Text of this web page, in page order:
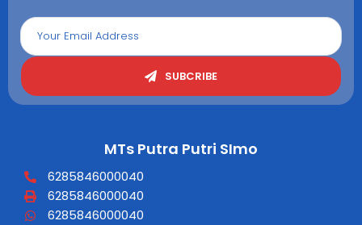
SUBCRIBE
MTs Putra Putri SImo
6285846000040
6285846000040
6285846000040